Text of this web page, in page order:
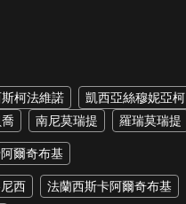
柯法維諾
凱西亞絲穆妮亞柯
南尼莫瑞提 羅瑞莫瑞提
爾奇布基
西
法蘭西斯卡阿爾奇布基